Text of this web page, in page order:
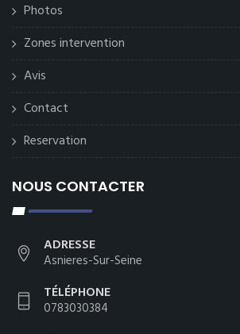
Photos
Zones intervention
Avis
Contact
Reservation
NOUS CONTACTER
ADRESSE
Asnieres-Sur-Seine
TÉLÉPHONE
0783030384